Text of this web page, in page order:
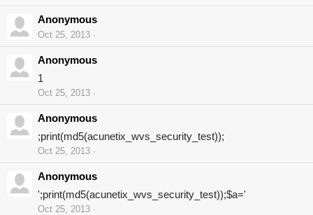
Anonymous
Oct 25, 2013
Anonymous
1
Oct 25, 2013
Anonymous
;print(md5(acunetix_wvs_security_test));
Oct 25, 2013
Anonymous
';print(md5(acunetix_wvs_security_test));$a='
Oct 25, 2013